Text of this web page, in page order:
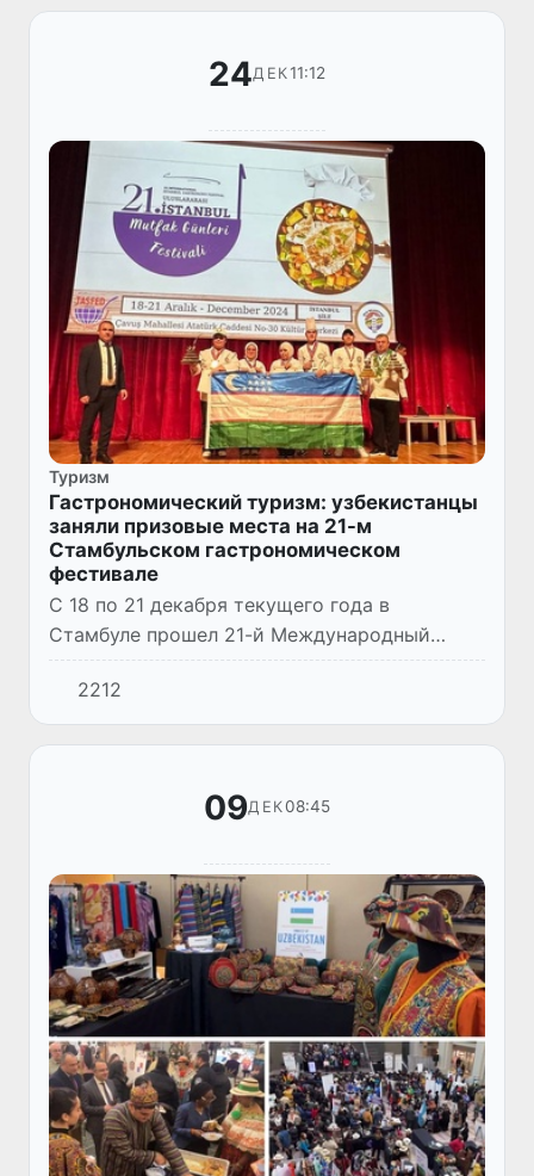
24ДЕК11:12
Туризм
Гастрономический туризм: узбекистанцы
заняли призовые места на 21-м
Стамбульском гастрономическом
фестивале
С 18 по 21 декабря текущего года в
Стамбуле прошел 21-й Международный
гастрономический кулинарный фестиваль,
где приняли участие представители
Ассоциации поваров Узбекистана.
2212
09ДЕК08:45